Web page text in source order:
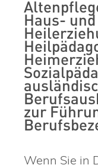
Haus-
zur
Wenn Sie in